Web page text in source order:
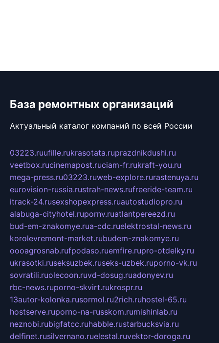
База ремонтных организаций
Актуальный каталог компаний по всей России
03223.ruufille.rukrasotata.ruprazdnikdushi.ru
veetbox.rucinemapost.ruciam-fr.rukraft-you.ru
mega-press.ru03223.ruweb-explore.rurastenuya.ru
eurovision-russia.rustrah-news.rufreeride-team.ru
itrack-24.rusexshopexpress.ruautostudiopro.ru
alabuga-cityhotel.rupornv.ruatlantpereezd.ru
bud-em-znakomye.rua-cdc.ruelektrostal-news.ru
korolevremont-market.rubudem-znakomye.ru
oooagrosnab.rufpodaso.ruemfire.rupro-otdelky.ru
ukrasotki.ruseksuzbek.ruseks-uzbek.ruporno-vk.ru
sovratili.ruolecoon.ruvd-dosug.ruadonyev.ru
rbc-news.ruporno-skvirt.rukrospr.ru
13autor-kolonka.rusormol.ru2rich.ruhostel-65.ru
hostserve.ruporno-na-russkom.rumishinlab.ru
neznobi.rubigfatcc.ruhabble.rustarbucksvia.ru
delfinet.rusilvernano.ruelestal.ruvektor-doroga.ru